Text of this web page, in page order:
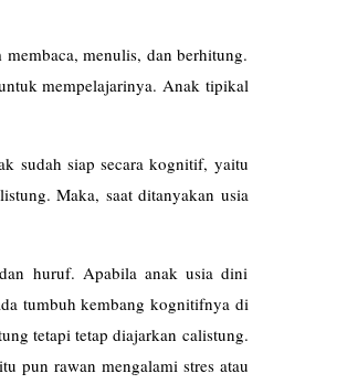
menulis, dan berhitung.
mempelajarinya. Anak tipikal
sudah siap secara kognitif, yaitu
Maka, saat ditanyakan usia
huruf. Apabila anak usia dini
tumbuh kembang kognitifnya di
tetapi tetap diajarkan calistung.
pun rawan mengalami stres atau